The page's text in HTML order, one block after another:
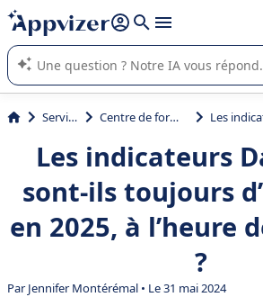
répondre (plusieurs lignes avec
L'IA de Appvizer vous guide dans l'utilisation
logiciel SaaS en entreprise.
Services Centre de formation
Les indicateurs
sont-ils toujours
en 2025, à l’heure
?
ParJennifer Montérémal • Le 31 mai 2024